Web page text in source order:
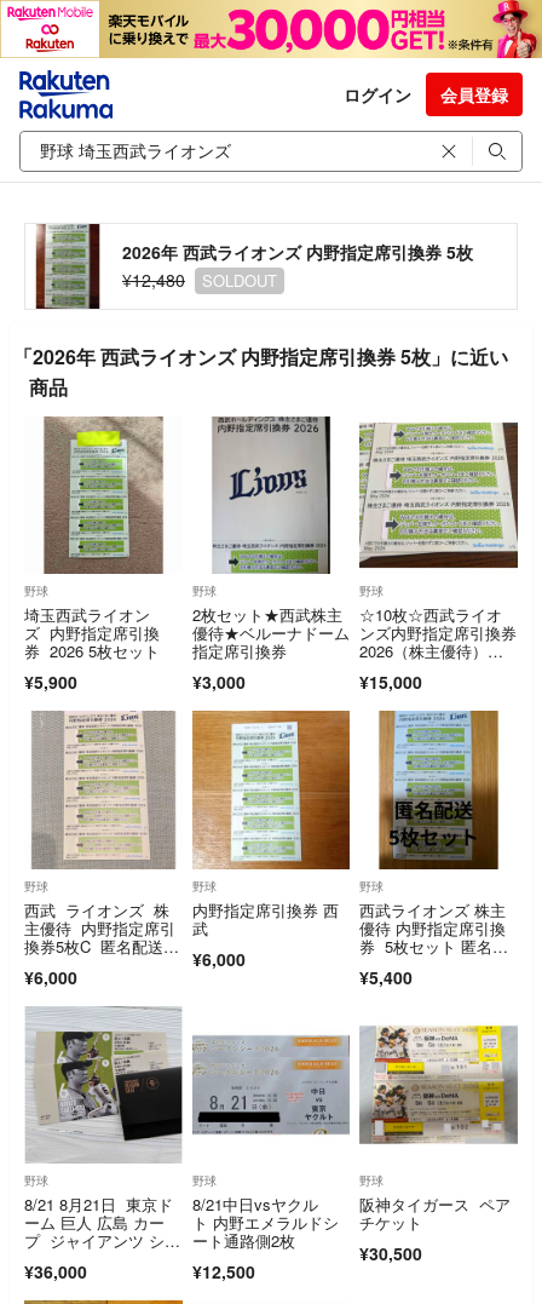
ログイン 会員登録
2026年 西武ライオンズ 内野指定席引換券 5枚
¥12,480
SOLDOUT
「2026年 西武ライオンズ 内野指定席引換券 5枚」に近い
商品
野球
埼玉西武ライオン
ズ 内野指定席引換
券 2026 5枚セット
¥5,900
野球
2枚セット★西武株主
優待★ベルーナドーム
指定席引換券
¥3,000
野球
☆10枚☆西武ライオ
ンズ内野指定席引換券
2026（株主優待）送
¥15,000
野球
西武 ライオンズ 株
主優待 内野指定席引
換券5枚C 匿名配送 2
最終戦まで有効
¥6,000
野球
内野指定席引換券 西
武
¥6,000
野球
西武ライオンズ 株主
優待 内野指定席引換
券 5枚セット 匿名配
¥5,400
野球
8/21 8月21日 東京ド
ーム 巨人 広島 カー
プ ジャイアンツ シー
ウイング 一塁側 ペア
¥36,000
野球
8/21中日vsヤクル
ト 内野エメラルドシ
ート通路側2枚
¥12,500
野球
阪神タイガース ペア
チケット
¥30,500